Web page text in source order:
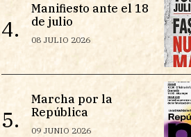
4.
Manifiesto ante el 18
de julio
08 JULIO 2026
5.
Marcha por la
República
09 JUNIO 2026